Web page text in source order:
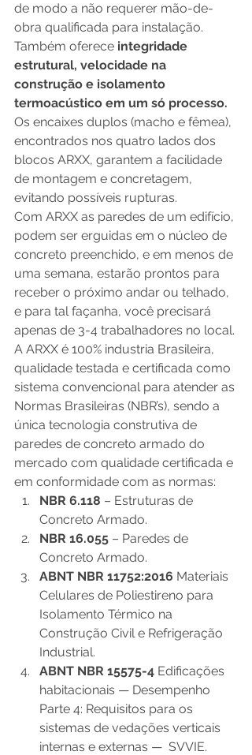
de modo a não requerer mão-de-
obra qualificada para instalação.
Também oferece integridade
estrutural, velocidade na
construção e isolamento
termoacústico em um só processo.
Os encaixes duplos (macho e fêmea),
encontrados nos quatro lados dos
blocos ARXX, garantem a facilidade
de montagem e concretagem,
evitando possíveis rupturas.
Com ARXX as paredes de um edifício,
podem ser erguidas em o núcleo de
concreto preenchido, e em menos de
uma semana, estarão prontos para
receber o próximo andar ou telhado,
e para tal façanha, você precisará
apenas de 3-4 trabalhadores no local.
A ARXX é 100% industria Brasileira,
qualidade testada e certificada como
sistema convencional para atender as
Normas Brasileiras (NBR’s), sendo a
única tecnologia construtiva de
paredes de concreto armado do
mercado com qualidade certificada e
em conformidade com as normas:
NBR 6.118 – Estruturas de
Concreto Armado.
NBR 16.055 – Paredes de
Concreto Armado.
ABNT NBR 11752:2016 Materiais
Celulares de Poliestireno para
Isolamento Térmico na
Construção Civil e Refrigeração
Industrial.
ABNT NBR 15575-4 Edificações
habitacionais — Desempenho
Parte 4: Requisitos para os
sistemas de vedações verticais
internas e externas —  SVVIE.